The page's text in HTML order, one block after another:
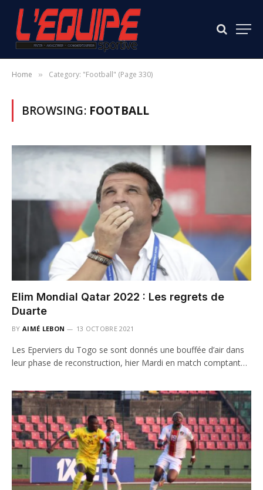
Home » Category: "Football" (Page 330)
BROWSING: FOOTBALL
Elim Mondial Qatar 2022 : Les regrets de
Duarte
BY AIMÉ LEBON 13 OCTOBRE 2021
Les Eperviers du Togo se sont donnés une bouffée d’air dans
leur phase de reconstruction, hier Mardi en match comptant…